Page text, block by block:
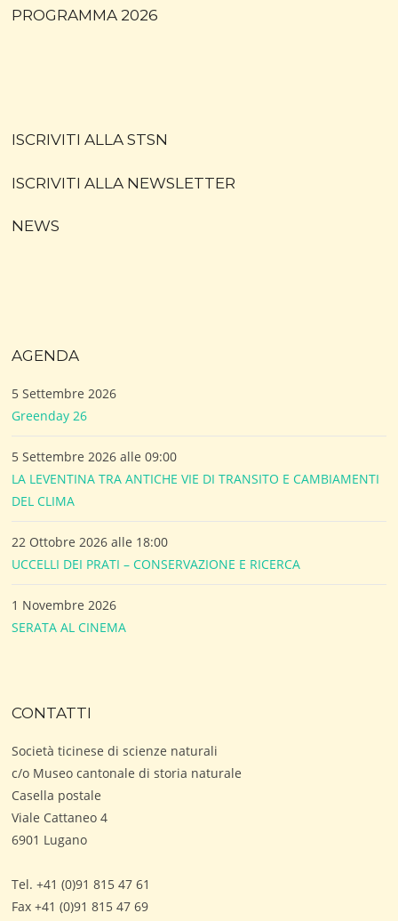
PROGRAMMA 2026
ISCRIVITI ALLA STSN
ISCRIVITI ALLA NEWSLETTER
NEWS
AGENDA
5 Settembre 2026
Greenday 26
5 Settembre 2026 alle 09:00
LA LEVENTINA TRA ANTICHE VIE DI TRANSITO E CAMBIAMENTI
DEL CLIMA
22 Ottobre 2026 alle 18:00
UCCELLI DEI PRATI – CONSERVAZIONE E RICERCA
1 Novembre 2026
SERATA AL CINEMA
CONTATTI
Società ticinese di scienze naturali
c/o Museo cantonale di storia naturale
Casella postale
Viale Cattaneo 4
6901 Lugano
Tel. +41 (0)91 815 47 61
Fax +41 (0)91 815 47 69